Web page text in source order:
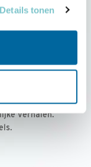
Details tonen
per jaar
met
verhalen.